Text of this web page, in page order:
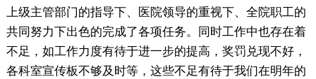
上级主管部门的指导下、医院领导的重视下、全院职工的
共同努力下出色的完成了各项任务。同时工作中也存在着
不足，如工作力度有待于进一步的提高，奖罚兑现不好，
各科室宣传板不够及时等，这些不足有待于我们在明年的